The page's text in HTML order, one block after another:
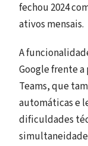
fechou 2024
ativos mensais.
A
Google frente
Teams, que
automáticas e
dificuldades
simultaneidade